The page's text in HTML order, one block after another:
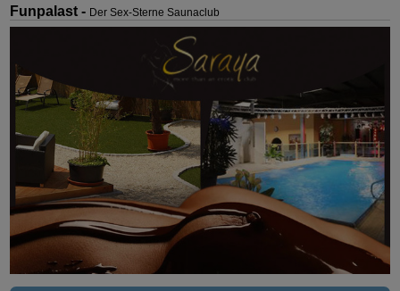
Funpalast - Der Sex-Sterne Saunaclub